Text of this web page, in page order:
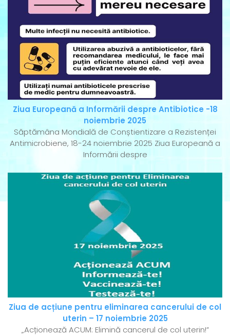
Ziua Europeană a Informării despre Antibiotice -18
noiembrie 2025
Săptămâna Mondială de Conștientizare a Rezistenței
Antimicrobiene, 18-24 noiembrie 2025 Ziua Europeană a
Informării despre
Ziua de acțiune pentru eliminarea cancerului de col
uterin – 17 noiembrie 2025
„Acționează ACUM: Elimină cancerul de col uterin!”